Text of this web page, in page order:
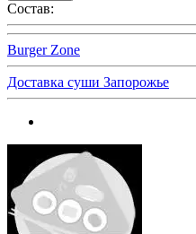
Состав:
Burger Zone
Доставка суши Запорожье